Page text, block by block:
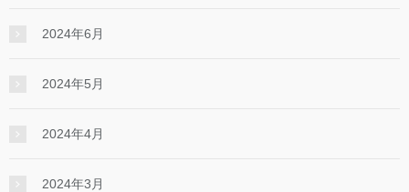
2024年6月
2024年5月
2024年4月
2024年3月